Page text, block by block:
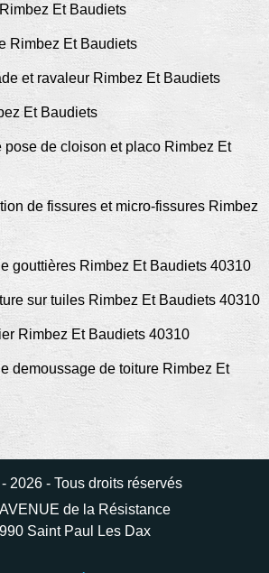
Et Baudiets
Rimbez Et Baudiets
et ravaleur Rimbez Et Baudiets
Et Baudiets
pose de cloison et placo Rimbez Et
de fissures et micro-fissures Rimbez
gouttières Rimbez Et Baudiets 40310
sur tuiles Rimbez Et Baudiets 40310
Rimbez Et Baudiets 40310
demoussage de toiture Rimbez Et
2026 - Tous droits réservés
de la Résistance
Saint Paul Les Dax